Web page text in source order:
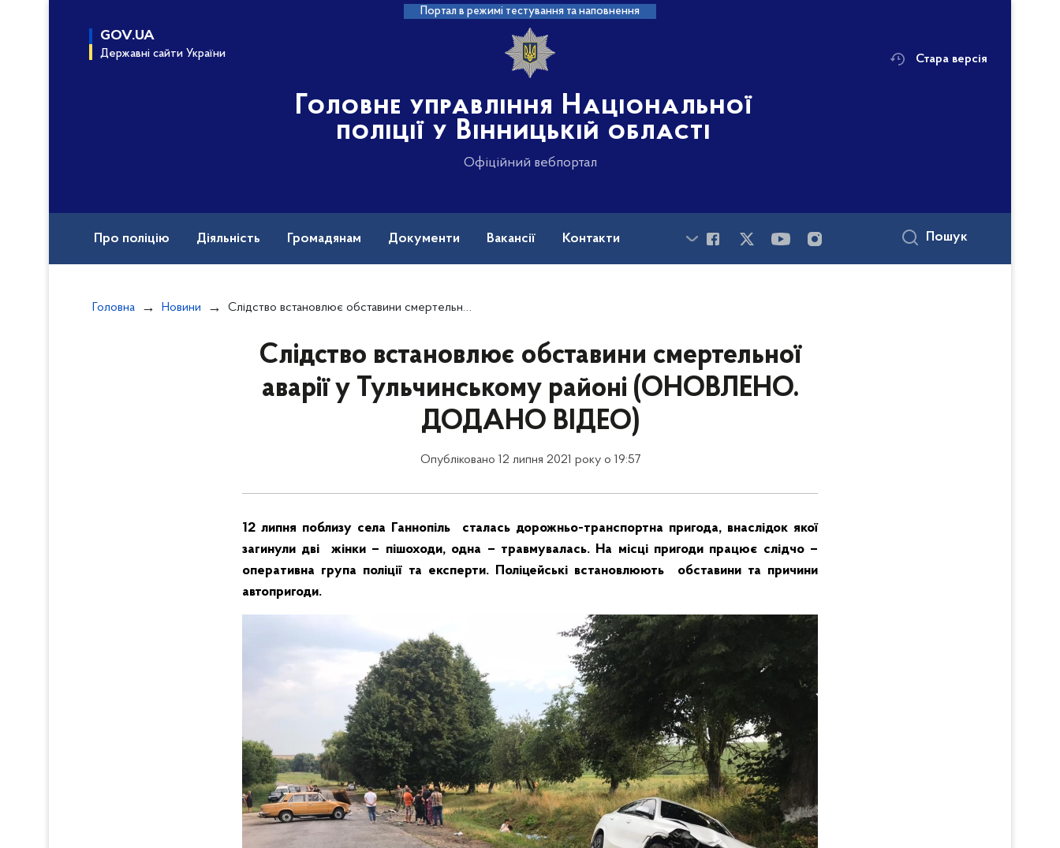
Портал в режимі тестування та наповнення
GOV.UA
Державні сайти України
Головне управління Національної
поліції у Вінницькій області
Офіційний вебпортал
Стара версія
Про поліцію Діяльність Громадянам Документи Вакансії Контакти Пошук
Головна Новини Слідство встановлює обставини смертельної аварії у Тульчинському районі (ОНОВЛЕНО. ДОДАНО ВІДЕО)
Слідство встановлює обставини смертельної
аварії у Тульчинському районі (ОНОВЛЕНО.
ДОДАНО ВІДЕО)
Опубліковано 12 липня 2021 року о 19:57
12 липня поблизу села Ганнопіль сталась дорожньо-транспортна пригода, внаслідок якої
загинули дві жінки – пішоходи, одна – травмувалась. На місці пригоди працює слідчо –
оперативна група поліції та експерти. Поліцейські встановлюють обставини та причини
автопригоди.